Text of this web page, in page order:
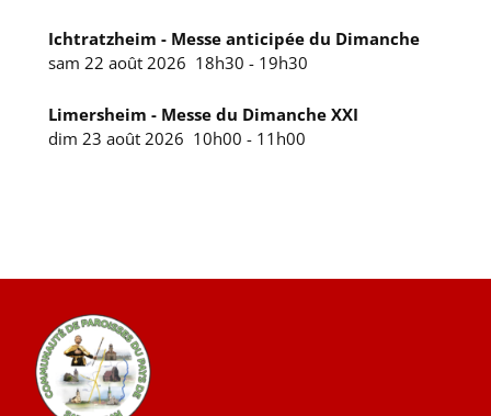
Ichtratzheim - Messe anticipée du Dimanche
sam 22 août 2026 18h30 - 19h30
Limersheim - Messe du Dimanche XXI
dim 23 août 2026 10h00 - 11h00